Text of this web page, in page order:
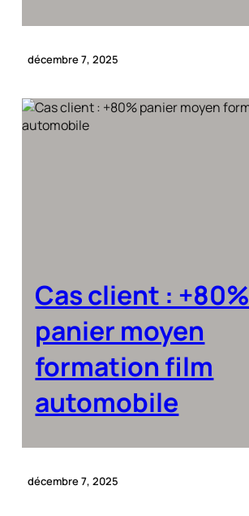
décembre 7, 2025
Cas client : +80%
panier moyen
formation film
automobile
décembre 7, 2025